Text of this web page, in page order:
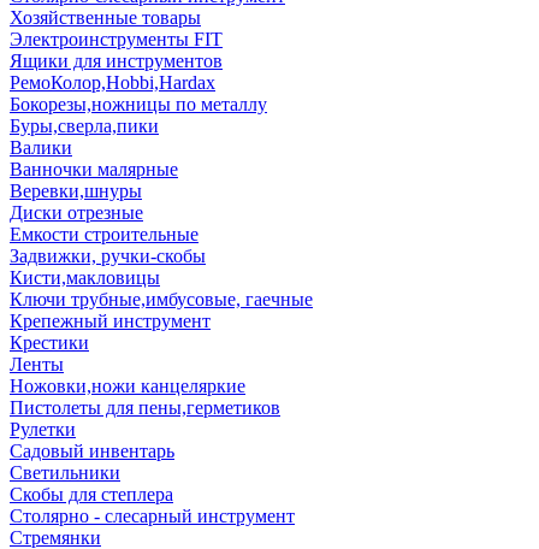
Хозяйственные товары
Электроинструменты FIT
Ящики для инструментов
РемоКолор,Hobbi,Hardax
Бокорезы,ножницы по металлу
Буры,сверла,пики
Валики
Ванночки малярные
Веревки,шнуры
Диски отрезные
Емкости строительные
Задвижки, ручки-скобы
Кисти,макловицы
Ключи трубные,имбусовые, гаечные
Крепежный инструмент
Крестики
Ленты
Ножовки,ножи канцеляркие
Пистолеты для пены,герметиков
Рулетки
Садовый инвентарь
Светильники
Скобы для степлера
Столярно - слесарный инструмент
Стремянки